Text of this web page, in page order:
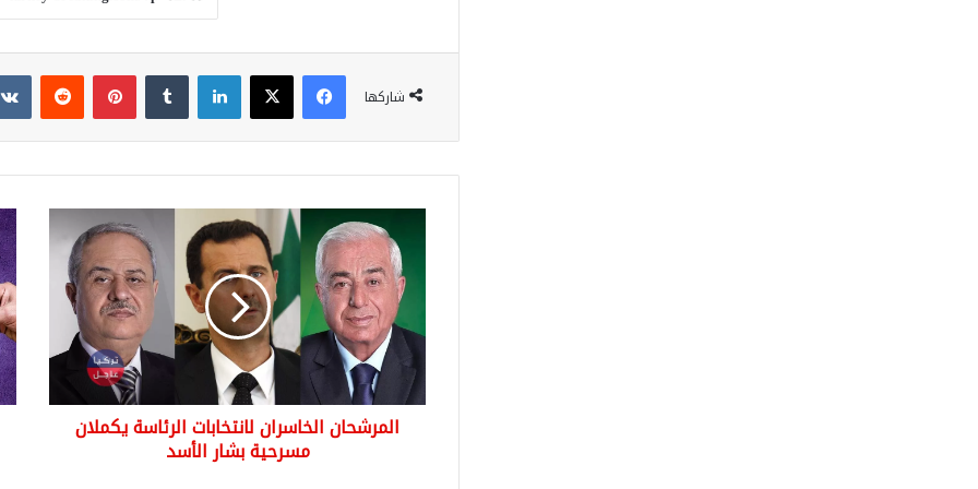
شاركها
فيسبوك‫X لينكدإن بينتيريست
المرشحان
الخاسران
لانتخابات
الرئاسة
يكملان
مسرحية
بشار
الأسد
المرشحان الخاسران لانتخابات الرئاسة يكملان
مسرحية بشار الأسد